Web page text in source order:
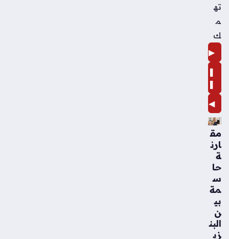
ته
م
ك
▶
❚
❚
◀
مق
ارن
ة
حا
س
مة
بي
ن
البن
زي